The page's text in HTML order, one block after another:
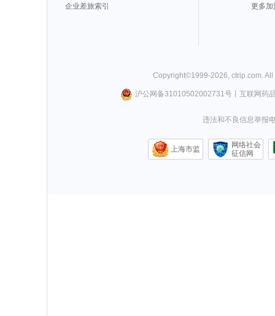
企业差旅索引 更多加
Copyright©1999-2026, ctrip.com.
沪公网备31010502002731号丨 互联网药
违法和不良信息举报
上海市监
网络社会
征信网